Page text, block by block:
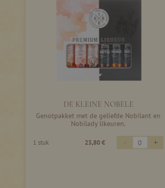
DE KLEINE NOBELE
Genotpakket met de geliefde Nobilant en
Nobilady likeuren.
1 stuk 23,80 € - +